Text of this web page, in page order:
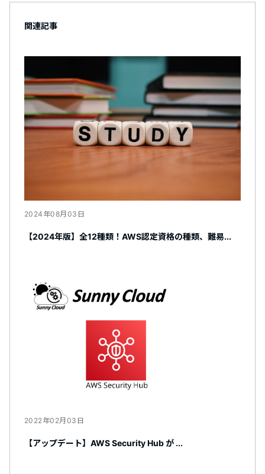
関連記事
2024年08月03日
【2024年版】全12種類！AWS認定資格の種類、難易...
2022年02月03日
【アップデート】AWS Security Hub が ...